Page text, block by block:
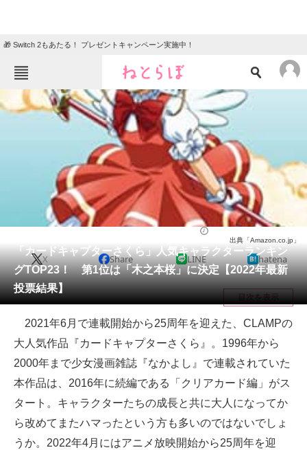
🎁 Switch 2もあたる！ プレゼントキャンペーン実施中！
ねとらぼメニュー
TOP ニュース
クイズ
地域
教育・育児
リサーチ
会員記事
メディア
注目記事を集めた総合ページ
ITの今と未来を見通す
スマホと通信の最新トレンド
好きが集まる 比べて選べる
「カードキャプターさくら」人気キャラクターランキン
グTOP23！ 第1位は「木之本桜」に決定【2022年最新
投票結果】
出典「Amazon.co.jp」
X Share LINE hatena
目次を表示
2021年6月で連載開始から25周年を迎えた、CLAMPの
大人気作品『カードキャプターさくら』。1996年から
2000年まで少女漫画雑誌『なかよし』で連載されていた
本作品は、2016年に続編である「クリアカード編」がス
タート。キャラクターたちの成長と共に大人になってか
ら改めてまたハマったという方も多いのではないでしょ
うか。2022年4月にはアニメ放映開始から25周年を迎